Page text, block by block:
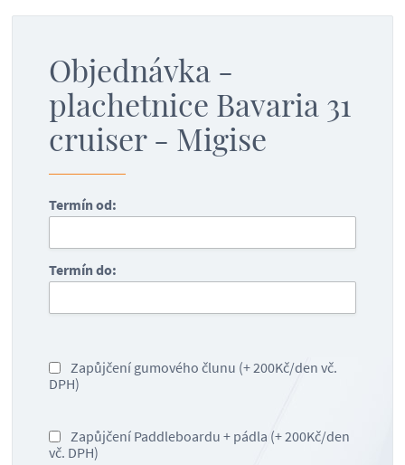
Objednávka -
plachetnice Bavaria 31
cruiser - Migise
Termín od:
Termín do:
Zapůjčení gumového člunu (+ 200Kč/den vč.
DPH)
Zapůjčení Paddleboardu + pádla (+ 200Kč/den
vč. DPH)